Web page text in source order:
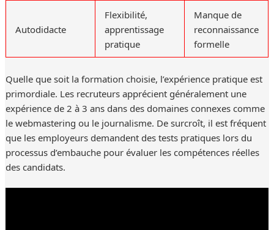
Autodidacte
Flexibilité,
apprentissage
pratique
Manque de
reconnaissance
formelle
Quelle que soit la formation choisie, l’expérience pratique est
primordiale. Les recruteurs apprécient généralement une
expérience de 2 à 3 ans dans des domaines connexes comme
le webmastering ou le journalisme. De surcroît, il est fréquent
que les employeurs demandent des tests pratiques lors du
processus d’embauche pour évaluer les compétences réelles
des candidats.